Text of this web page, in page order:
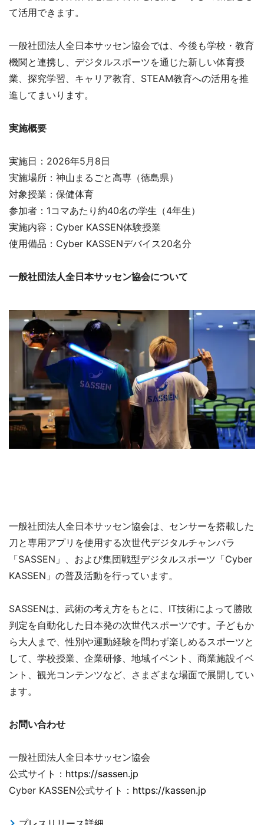
て活用できます。
一般社団法人全日本サッセン協会では、今後も学校・教育
機関と連携し、デジタルスポーツを通じた新しい体育授
業、探究学習、キャリア教育、STEAM教育への活用を推
進してまいります。
実施概要
実施日：2026年5月8日
実施場所：神山まるごと高専（徳島県）
対象授業：保健体育
参加者：1コマあたり約40名の学生（4年生）
実施内容：Cyber KASSEN体験授業
使用備品：Cyber KASSENデバイス20名分
一般社団法人全日本サッセン協会について
一般社団法人全日本サッセン協会は、センサーを搭載した
刀と専用アプリを使用する次世代デジタルチャンバラ
「SASSEN」、および集団戦型デジタルスポーツ「Cyber
KASSEN」の普及活動を行っています。
SASSENは、武術の考え方をもとに、IT技術によって勝敗
判定を自動化した日本発の次世代スポーツです。子どもか
ら大人まで、性別や運動経験を問わず楽しめるスポーツと
して、学校授業、企業研修、地域イベント、商業施設イベ
ント、観光コンテンツなど、さまざまな場面で展開してい
ます。
お問い合わせ
一般社団法人全日本サッセン協会
公式サイト： https://sassen.jp
Cyber KASSEN公式サイト： https://kassen.jp